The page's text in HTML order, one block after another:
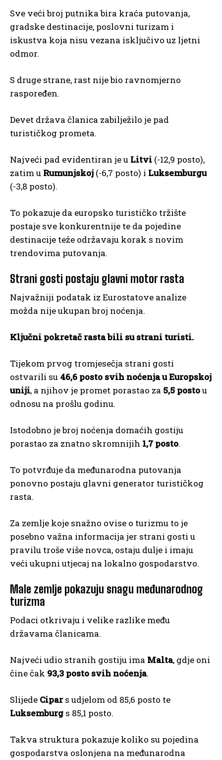
Sve veći broj putnika bira kraća putovanja,
gradske destinacije, poslovni turizam i
iskustva koja nisu vezana isključivo uz ljetni
odmor.
S druge strane, rast nije bio ravnomjerno
raspoređen.
Devet država članica zabilježilo je pad
turističkog prometa.
Najveći pad evidentiran je u Litvi (-12,9 posto),
zatim u Rumunjskoj (-6,7 posto) i Luksemburgu
(-3,8 posto).
To pokazuje da europsko turističko tržište
postaje sve konkurentnije te da pojedine
destinacije teže održavaju korak s novim
trendovima putovanja.
Strani gosti postaju glavni motor rasta
Najvažniji podatak iz Eurostatove analize
možda nije ukupan broj noćenja.
Ključni pokretač rasta bili su strani turisti.
Tijekom prvog tromjesečja strani gosti
ostvarili su 46,6 posto svih noćenja u Europskoj
uniji, a njihov je promet porastao za 5,5 postou
odnosu na prošlu godinu.
Istodobno je broj noćenja domaćih gostiju
porastao za znatno skromnijih 1,7 posto.
To potvrđuje da međunarodna putovanja
ponovno postaju glavni generator turističkog
rasta.
Za zemlje koje snažno ovise o turizmu to je
posebno važna informacija jer strani gosti u
pravilu troše više novca, ostaju dulje i imaju
veći ukupni utjecaj na lokalno gospodarstvo.
Male zemlje pokazuju snagu međunarodnog
turizma
Podaci otkrivaju i velike razlike među
državama članicama.
Najveći udio stranih gostiju ima Malta, gdje oni
čine čak 93,3 posto svih noćenja.
Slijede Cipars udjelom od 85,6 posto te
Luksemburg s 85,1 posto.
Takva struktura pokazuje koliko su pojedina
gospodarstva oslonjena na međunarodna